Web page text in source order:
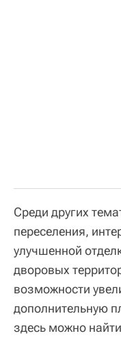
Среди других
переселения,
улучшенной
дворовых
возможности
дополнительную
здесь можно